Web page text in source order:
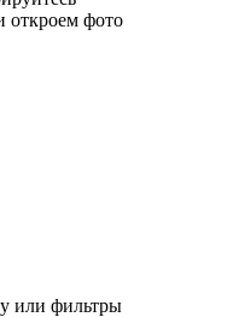
откроем фото
или фильтры